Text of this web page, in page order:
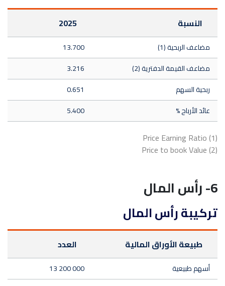
النسبة 2025
مضاعف الربحية (1)
13.700
مضاعف القيمة الدفترية (2)
3.216
ربحية السهم
0.651
عائد الأرباح %
5.400
(1) Price Earning Ratio
(2) Price to book Value
6- رأس المال
تركيبة رأس المال
طبيعة الأوراق المالية العدد
أسهم طبيعية 13 200 000